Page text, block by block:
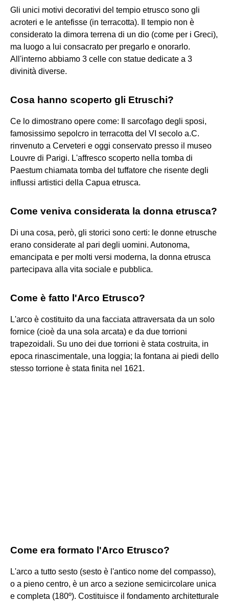
Gli unici motivi decorativi del tempio etrusco sono gli
acroteri e le antefisse (in terracotta). Il tempio non è
considerato la dimora terrena di un dio (come per i Greci),
ma luogo a lui consacrato per pregarlo e onorarlo.
All'interno abbiamo 3 celle con statue dedicate a 3
divinità diverse.
Cosa hanno scoperto gli Etruschi?
Ce lo dimostrano opere come: Il sarcofago degli sposi,
famosissimo sepolcro in terracotta del VI secolo a.C.
rinvenuto a Cerveteri e oggi conservato presso il museo
Louvre di Parigi. L'affresco scoperto nella tomba di
Paestum chiamata tomba del tuffatore che risente degli
influssi artistici della Capua etrusca.
Come veniva considerata la donna etrusca?
Di una cosa, però, gli storici sono certi: le donne etrusche
erano considerate al pari degli uomini. Autonoma,
emancipata e per molti versi moderna, la donna etrusca
partecipava alla vita sociale e pubblica.
Come è fatto l'Arco Etrusco?
L'arco è costituito da una facciata attraversata da un solo
fornice (cioè da una sola arcata) e da due torrioni
trapezoidali. Su uno dei due torrioni è stata costruita, in
epoca rinascimentale, una loggia; la fontana ai piedi dello
stesso torrione è stata finita nel 1621.
Come era formato l'Arco Etrusco?
L'arco a tutto sesto (sesto è l'antico nome del compasso),
o a pieno centro, è un arco a sezione semicircolare unica
e completa (180º). Costituisce il fondamento architetturale